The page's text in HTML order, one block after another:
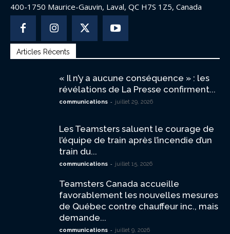
400-1750 Maurice-Gauvin, Laval, QC H7S 1Z5, Canada
Articles Récents
« Il n’y a aucune conséquence » : les
révélations de La Presse confirment...
communications - juillet 29, 2026
Les Teamsters saluent le courage de
l’équipe de train après l’incendie d’un
train du...
communications - juillet 15, 2026
Teamsters Canada accueille
favorablement les nouvelles mesures
de Québec contre chauffeur inc., mais
demande...
communications - juillet 9, 2026